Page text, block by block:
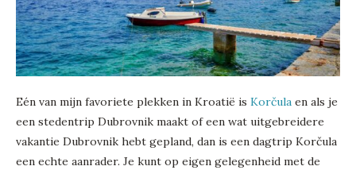
Eén van mijn favoriete plekken in Kroatië is Korčula en als je
een stedentrip Dubrovnik maakt of een wat uitgebreidere
vakantie Dubrovnik hebt gepland, dan is een dagtrip Korčula
een echte aanrader. Je kunt op eigen gelegenheid met de